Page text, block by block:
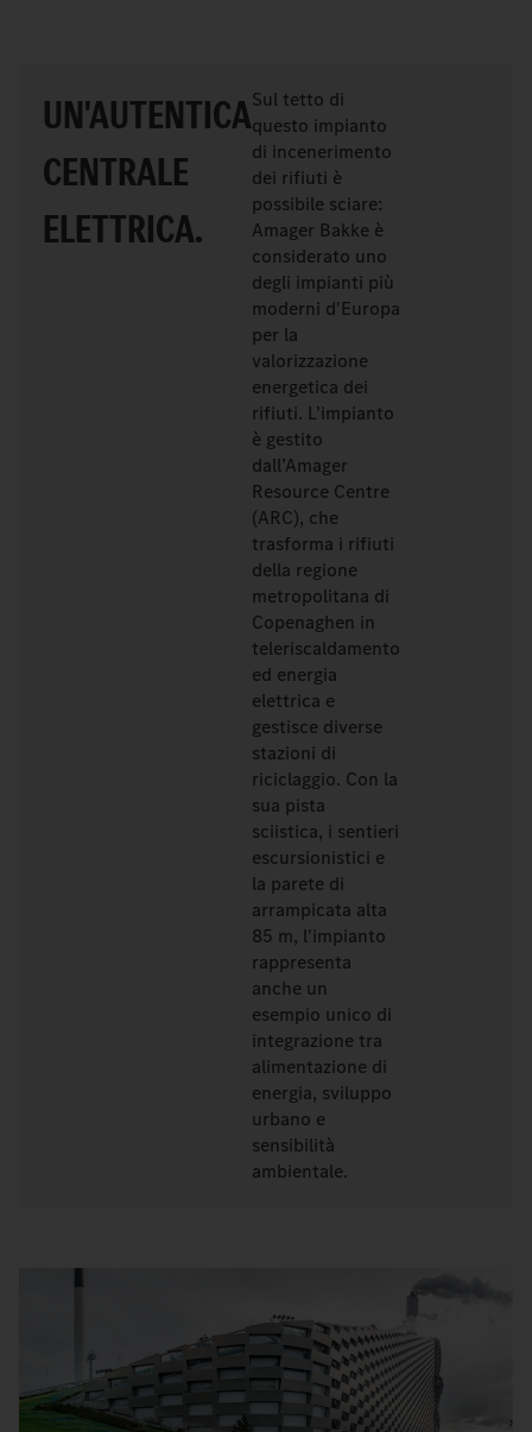
UN'AUTENTICA
CENTRALE
ELETTRICA.
Sul tetto di
questo impianto
di incenerimento
dei rifiuti è
possibile sciare:
Amager Bakke è
considerato uno
degli impianti più
moderni d'Europa
per la
valorizzazione
energetica dei
rifiuti. L’impianto
è gestito
dall’Amager
Resource Centre
(ARC), che
trasforma i rifiuti
della regione
metropolitana di
Copenaghen in
teleriscaldamento
ed energia
elettrica e
gestisce diverse
stazioni di
riciclaggio. Con la
sua pista
sciistica, i sentieri
escursionistici e
la parete di
arrampicata alta
85 m, l'impianto
rappresenta
anche un
esempio unico di
integrazione tra
alimentazione di
energia, sviluppo
urbano e
sensibilità
ambientale.